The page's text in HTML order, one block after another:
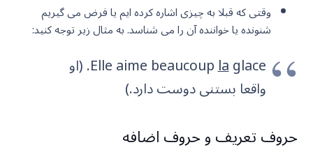
وقتی که قبلا به چیزی اشاره کرده ایم یا فرض می گیریم
شنونده یا خواننده آن را می شناسد. به مثال زیر توجه کنید:
Elle aime beaucoupla
glace. (او
واقعا بستنی دوست دارد.)
حروف تعریف و حروف اضافه